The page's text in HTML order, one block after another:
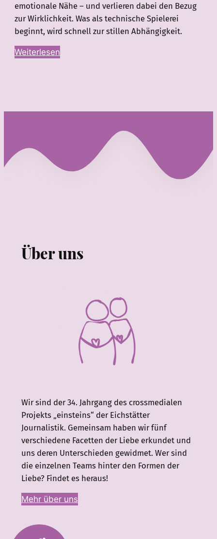
emotionale Nähe – und verlieren dabei den Bezug
zur Wirklichkeit. Was als technische Spielerei
beginnt, wird schnell zur stillen Abhängigkeit.
Weiterlesen
Über uns
Wir sind der 34. Jahrgang des crossmedialen
Projekts „einsteins“ der Eichstätter
Journalistik. Gemeinsam haben wir fünf
verschiedene Facetten der Liebe erkundet und
uns deren Unterschieden gewidmet. Wer sind
die einzelnen Teams hinter den Formen der
Liebe? Findet es heraus!
Mehr über uns